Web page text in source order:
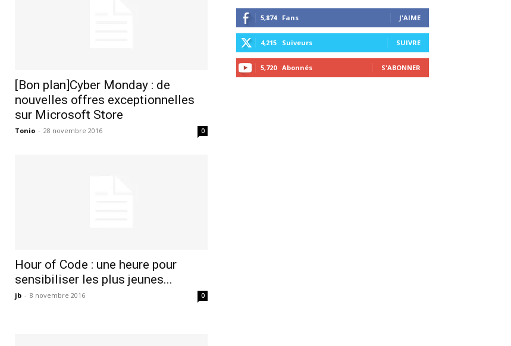
[Bon plan]Cyber Monday : de
nouvelles offres exceptionnelles
sur Microsoft Store
Tonio - 28 novembre 2016 0
Hour of Code : une heure pour
sensibiliser les plus jeunes...
jb - 8 novembre 2016 0
5,874 Fans J'AIME
4,215 Suiveurs SUIVRE
5,720 Abonnés S'ABONNER